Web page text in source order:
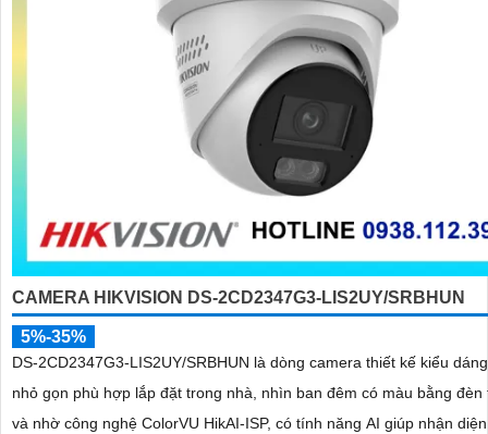
CAMERA HIKVISION DS-2CD2347G3-LIS2UY/SRBHUN
5%-35%
DS-2CD2347G3-LIS2UY/SRBHUN là dòng camera thiết kế kiểu
nhỏ gọn phù hợp lắp đặt trong nhà, nhìn ban đêm có màu bằng đèn
và nhờ công nghệ ColorVU HikAI-ISP, có tính năng AI giúp nhận